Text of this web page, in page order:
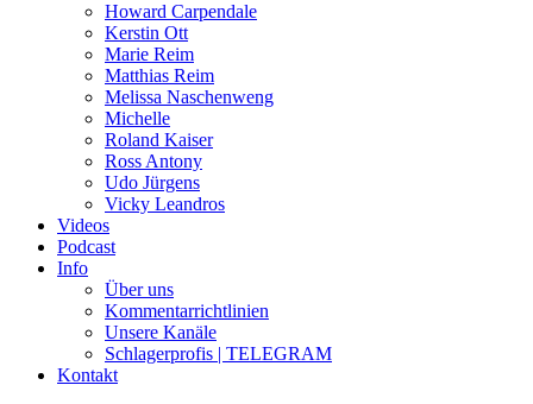
Howard Carpendale
Kerstin Ott
Marie Reim
Matthias Reim
Melissa Naschenweng
Michelle
Roland Kaiser
Ross Antony
Udo Jürgens
Vicky Leandros
Videos
Podcast
Info
Über uns
Kommentarrichtlinien
Unsere Kanäle
Schlagerprofis | TELEGRAM
Kontakt